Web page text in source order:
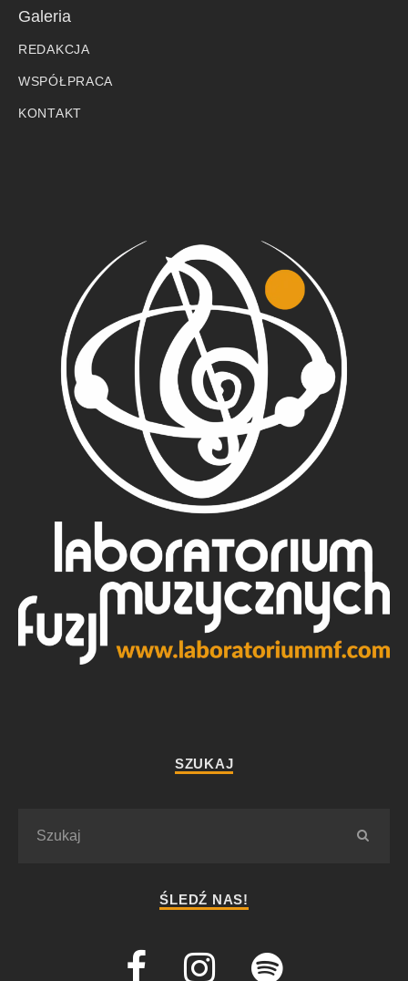
Galeria
REDAKCJA
WSPÓŁPRACA
KONTAKT
SZUKAJ
ŚLEDŹ NAS!